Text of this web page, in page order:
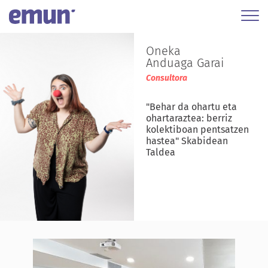
Oneka
Anduaga Garai
Consultora
"Behar da ohartu eta
ohartaraztea: berriz
kolektiboan pentsatzen
hastea" Skabidean
Taldea